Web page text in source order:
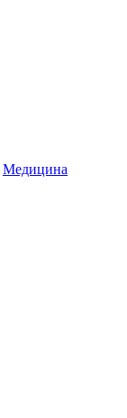
Медицина